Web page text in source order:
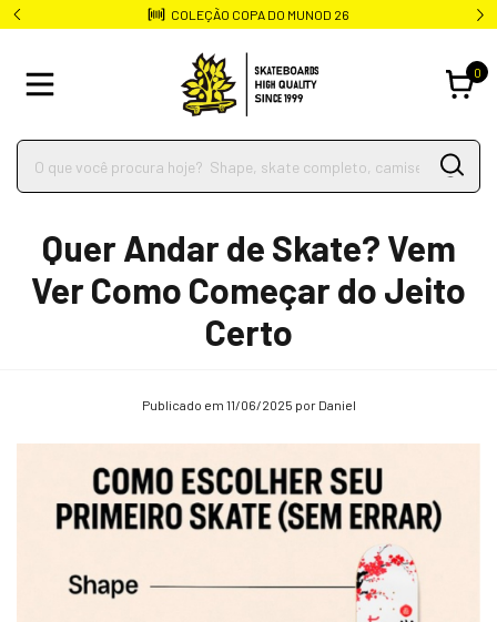
COLEÇÃO COPA DO MUNOD 26
0
Quer Andar de Skate? Vem
Ver Como Começar do Jeito
Certo
Publicado em 11/06/2025 por Daniel